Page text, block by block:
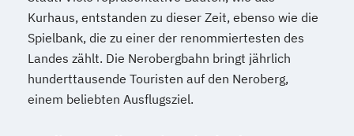
Kurhaus, entstanden zu dieser Zeit, ebenso wie die
Spielbank, die zu einer der renommiertesten des
Landes zählt. Die Nerobergbahn bringt jährlich
hunderttausende Touristen auf den Neroberg,
einem beliebten Ausflugsziel.